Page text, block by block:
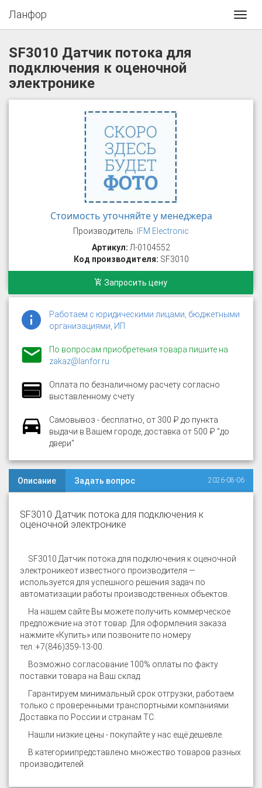
Ланфор
SF3010 Датчик потока для
подключения к оценочной
электронике
Стоимость уточняйте у менеджера
Производитель: IFM Electronic
Артикул: Л-0104552
Код производителя: SF3010
Запросить цену
Работаем с юридическими лицами, бюджетными
организациями, ИП
По вопросам приобретения товара пишите на
zakaz@lanfor.ru
Оплата по безналичному расчету согласно
выставленному счету
Самовывоз - бесплатно, от 300 ₽ до пункта
выдачи в Вашем городе, доставка от 500 ₽ "до
двери"
Описание Задать вопрос 2026-08-06
SF3010 Датчик потока для подключения к
оценочной электронике
SF3010 Датчик потока для подключения к оценочной
электроникеот известного производителя —
используется для успешного решения задач по
автоматизации работы производственных объектов.
На нашем сайте Вы можете получить коммерческое
предложение на этот товар. Для оформления заказа
нажмите «Купить» или позвоните по номеру
тел.:+7(846)359-13-00
Возможно согласование 100% оплаты по факту
поставки товара на Ваш склад.
Гарантируем минимальный срок отгрузки, работаем
только с проверенными транспортными компаниями.
Доставка по России и странам ТС.
Нашли низкие цены - покупайте у нас ещё дешевле.
В категориипредставлено множество товаров разных
производителей.